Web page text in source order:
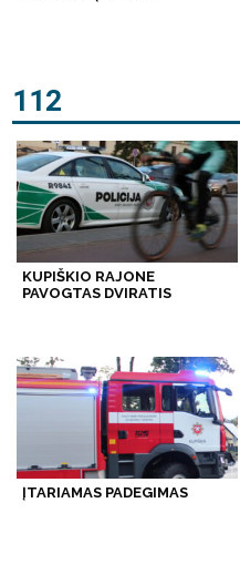
112
KUPIŠKIO RAJONE
PAVOGTAS DVIRATIS
ĮTARIAMAS PADEGIMAS